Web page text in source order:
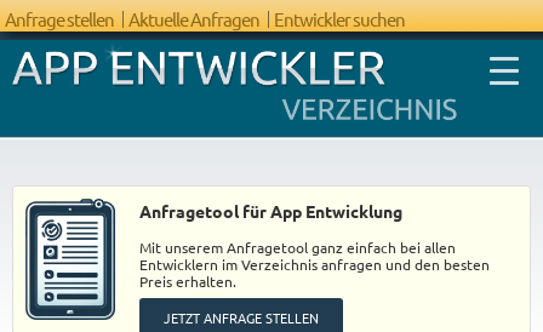
Anfrage stellen Aktuelle Anfragen Entwickler suchen
Anfragetool für App Entwicklung
Mit unserem Anfragetool ganz einfach bei allen
Entwicklern im Verzeichnis anfragen und den besten
Preis erhalten.
JETZT ANFRAGE STELLEN